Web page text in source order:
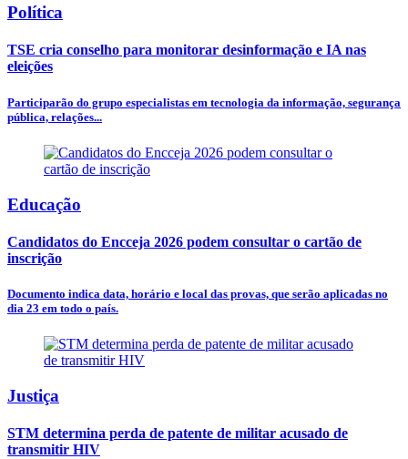
Política
TSE cria conselho para monitorar desinformação e IA nas
eleições
Participarão do grupo especialistas em tecnologia da informação, segurança
pública, relações...
Educação
Candidatos do Encceja 2026 podem consultar o cartão de
inscrição
Documento indica data, horário e local das provas, que serão aplicadas no
dia 23 em todo o país.
Justiça
STM determina perda de patente de militar acusado de
transmitir HIV